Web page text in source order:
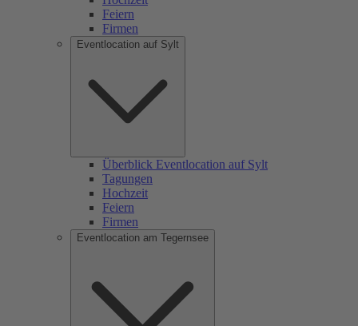
Feiern
Firmen
Eventlocation auf Sylt
Überblick Eventlocation auf Sylt
Tagungen
Hochzeit
Feiern
Firmen
Eventlocation am Tegernsee